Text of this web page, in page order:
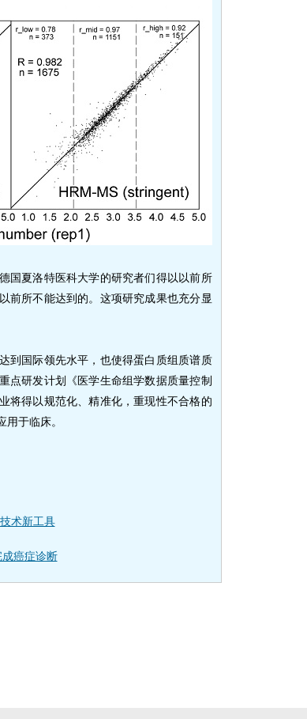
国夏洛特医科大学的研究者们得以以前所
前所不能达到的。这项研究成果也充分显
到国际领先水平，也使得蛋白质组质谱质
点研发计划《医学生命组学数据质量控制
将得以规范化、精准化，重现性不合格的
于临床。
术新工具
癌症诊断